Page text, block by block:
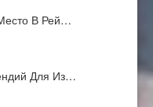
В Рей…
Для Из…